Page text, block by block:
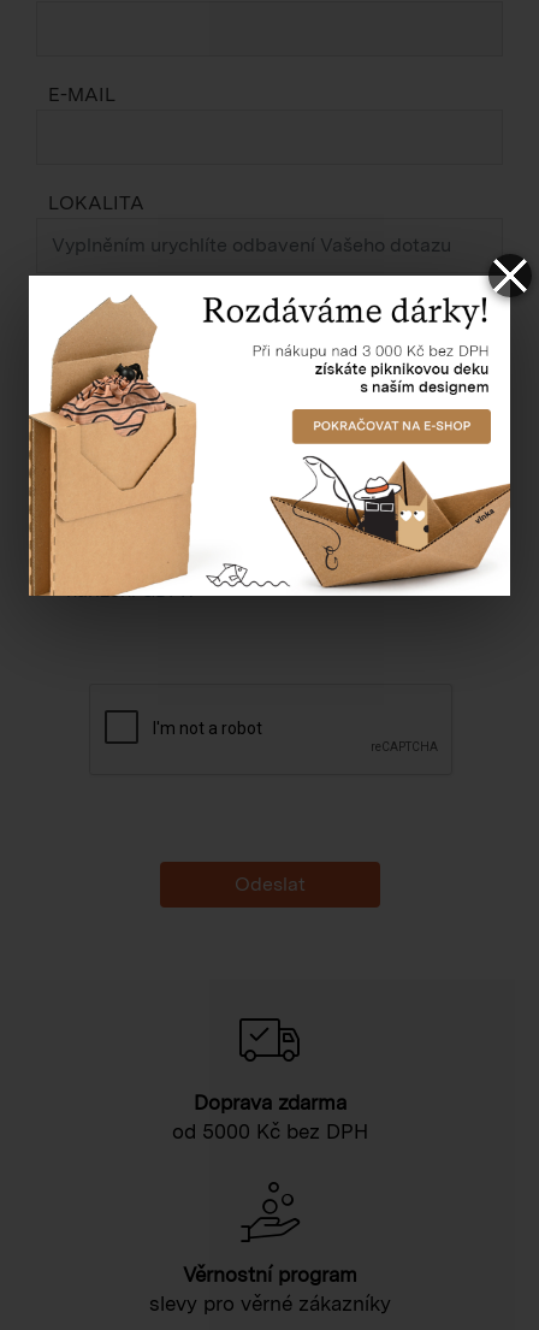
E-MAIL
LOKALITA
ZPRÁVA *
Souhlasím se zpracováním osobních údajů dle
nařízení GDPR
Doprava zdarma
od 5000 Kč bez DPH
Věrnostní program
slevy pro věrné zákazníky